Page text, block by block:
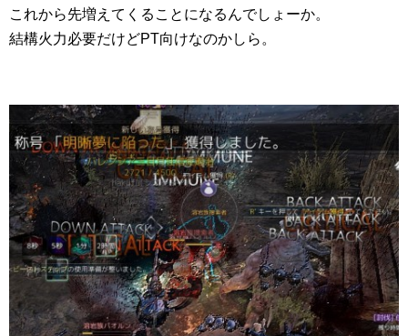
これから先増えてくることになるんでしょーか。
結構火力必要だけどPT向けなのかしら。